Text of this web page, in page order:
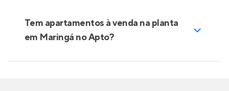
Tem apartamentos à venda na planta
em Maringá no Apto?